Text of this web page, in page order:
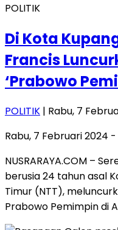
POLITIK
Di Kota
Francis
‘Prabowo
POLITIK | Rabu, 7
Rabu, 7 Februari 2024 -
NUSRARAYA.COM –
berusia 24 tahun asal
Timur (NTT),
Prabowo Pemimpin di